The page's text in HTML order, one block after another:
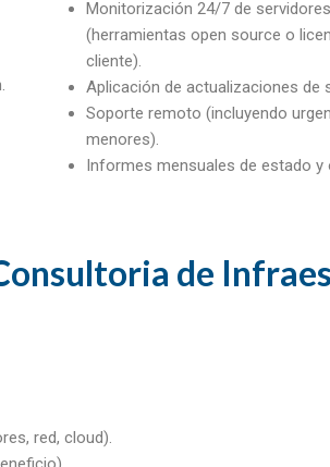
Monitorización 24/7 de servidores
(herramientas open source o
cliente).
Aplicación de actualizaciones de
Soporte remoto (incluyendo
menores).
Informes mensuales de estado y
de
red, cloud).